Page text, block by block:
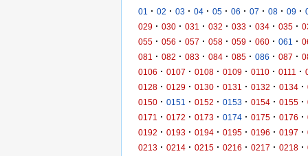
01 · 02 · 03 · 04 · 05 · 06 · 07 · 08 · 09 ·
029 · 030 · 031 · 032 · 033 · 034 · 035 ·
055 · 056 · 057 · 058 · 059 · 060 · 061 ·
081
· 082 · 083 · 084 · 085 · 086 · 087 ·
0106 · 0107 · 0108 · 0109 · 0110 · 0111 ·
0128 · 0129 · 0130 · 0131 · 0132 · 0134 ·
0150 · 0151 · 0152 · 0153 · 0154 · 0155 ·
0171
· 0172 · 0173 · 0174 · 0175 · 0176 ·
0192 · 0193 · 0194 · 0195 · 0196 · 0197 ·
0213 · 0214 · 0215 · 0216 · 0217 · 0218 ·